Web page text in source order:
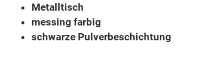
Metalltisch
messing farbig
schwarze Pulverbeschichtung